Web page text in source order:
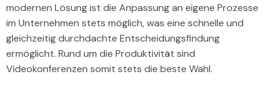
modernen Lösung ist die Anpassung an eigene Prozesse
im Unternehmen stets möglich, was eine schnelle und
gleichzeitig durchdachte Entscheidungsfindung
ermöglicht. Rund um die Produktivität sind
Videokonferenzen somit stets die beste Wahl.